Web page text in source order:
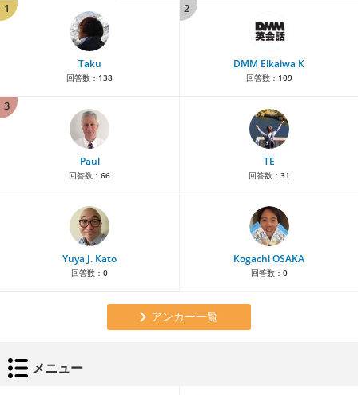
1
Taku
回答数： 138
2
DMM Eikaiwa K
回答数： 109
3
Paul
回答数： 66
TE
回答数： 31
Yuya J. Kato
回答数： 0
Kogachi OSAKA
回答数： 0
アンカー一覧
メニュー